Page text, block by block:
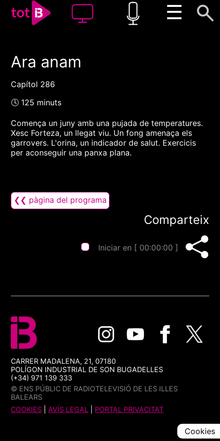
☰
00:00 00:00
Ara anam
Capítol 286
🕓 125 minuts
Comença un juny amb una pujada de temperatures.
Xesc Forteza, un llegat viu. Un fong amenaça els
garrovers. L'orina, un indicador de salut. Exercicis
per aconseguir una panxa plana.
❮❮ pàgina del programa
Comparteix
Iniciar en [ 00:00:00 ]
CARRER MADALENA, 21, 07180
POLÍGON INDUSTRIAL DE SON BUGADELLES
(+34) 971 139 333
© ENS PÚBLIC DE RADIOTELEVISIÓ DE LES ILLES
BALEARS
COOKIES |AVÍS LEGAL PORTAL PRIVACITAT
Cookies